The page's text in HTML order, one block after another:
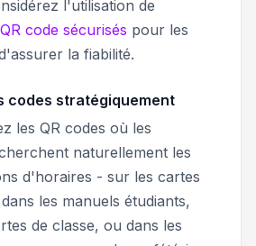
l'utilisation de
code sécurisés pour les
la fiabilité.
codes stratégiquement
les QR codes où les
naturellement les
d'horaires - sur les cartes
les manuels étudiants,
de classe, ou dans les